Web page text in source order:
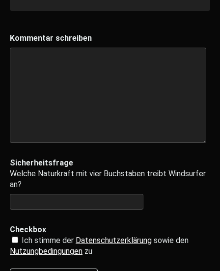
Kommentar schreiben
Sicherheitsfrage
Welche Naturkraft mit vier Buchstaben treibt Windsurfer
an?
Checkbox
Ich stimme der Datenschutzerklärung sowie den
Nutzungbedingungen zu